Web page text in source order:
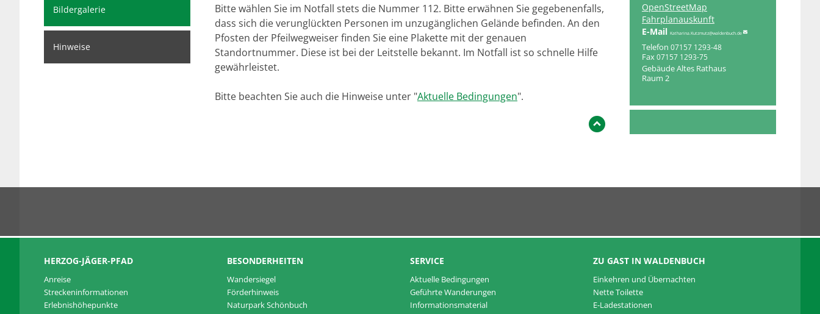
Bildergalerie
Hinweise
Bitte wählen Sie im Notfall stets die Nummer 112. Bitte erwähnen Sie gegebenenfalls,
dass sich die verunglückten Personen im unzugänglichen Gelände befinden. An den
Pfosten der Pfeilwegweiser finden Sie eine Plakette mit der genauen
Standortnummer. Diese ist bei der Leitstelle bekannt. Im Notfall ist so schnelle Hilfe
gewährleistet.
Bitte beachten Sie auch die Hinweise unter "Aktuelle Bedingungen".
OpenStreetMap
Fahrplanauskunft
Katharina.Kutzmutz@waldenbuch.de
Telefon 07157 1293-48
Fax 07157 1293-75
GebäudeAltes Rathaus
Raum 2
HERZOG-JÄGER-PFAD
Anreise
Streckeninformationen
Erlebnishöhepunkte
BESONDERHEITEN
Wandersiegel
Förderhinweis
Naturpark Schönbuch
SERVICE
Aktuelle Bedingungen
Geführte Wanderungen
Informationsmaterial
ZU GAST IN WALDENBUCH
Einkehren und Übernachten
Nette Toilette
E-Ladestationen